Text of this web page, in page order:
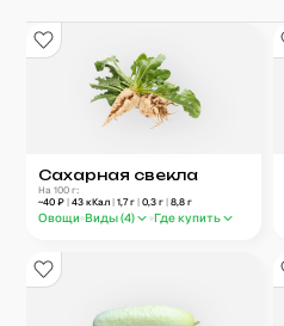
Сахарная свекла
На 100 г:
~40 ₽| 43 кКал| 1,7г| 0,3 г| 8,8 г
Овощи Виды (4) Где купить